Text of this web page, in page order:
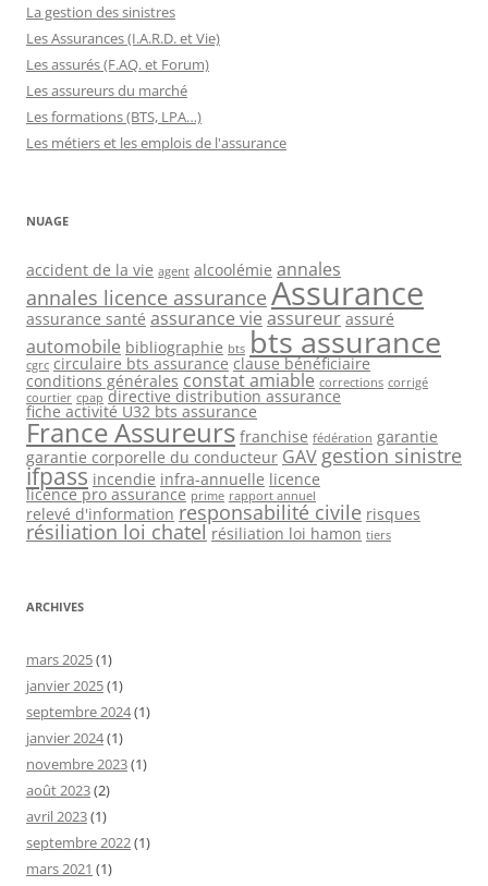
La gestion des sinistres
Les Assurances (I.A.R.D. et Vie)
Les assurés (F.AQ. et Forum)
Les assureurs du marché
Les formations (BTS, LPA…)
Les métiers et les emplois de l'assurance
NUAGE
accident de la vie agent alcoolémie annales
annales licence assurance Assurance
assurance santé assurance vie assureur assuré
automobile bibliographie bts bts assurance
cgrc circulaire bts assurance clause bénéficiaire
conditions générales constat amiable corrections corrigé
courtier cpap directive distribution assurance
fiche activité U32 bts assurance
France Assureurs franchise fédération garantie
garantie corporelle du conducteur GAV gestion sinistre
ifpass incendie infra-annuelle licence
licence pro assurance prime rapport annuel
relevé d'information responsabilité civile risques
résiliation loi chatel résiliation loi hamon tiers
ARCHIVES
mars 2025(1)
janvier 2025(1)
septembre 2024(1)
janvier 2024(1)
novembre 2023(1)
août 2023(2)
avril 2023(1)
septembre 2022(1)
mars 2021 (1)